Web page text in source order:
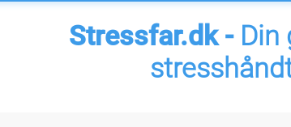
Stressfar.dk - Din